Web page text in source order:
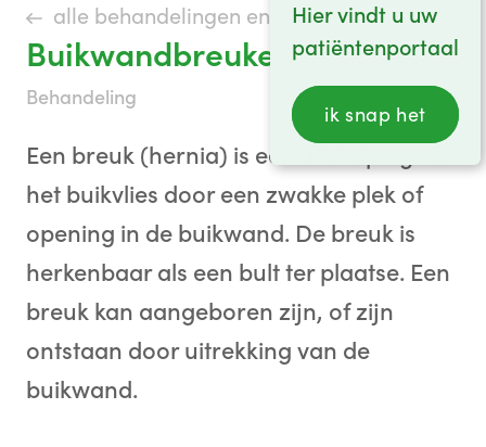
Hier vindt u uw
patiëntenportaal
ik snap het
alle behandelingen en onderzoeken
Buikwandbreuken
behandeling
Een breuk (hernia) is een uitstulping van
het buikvlies door een zwakke plek of
opening in de buikwand. De breuk is
herkenbaar als een bult ter plaatse. Een
breuk kan aangeboren zijn, of zijn
ontstaan door uitrekking van de
buikwand.